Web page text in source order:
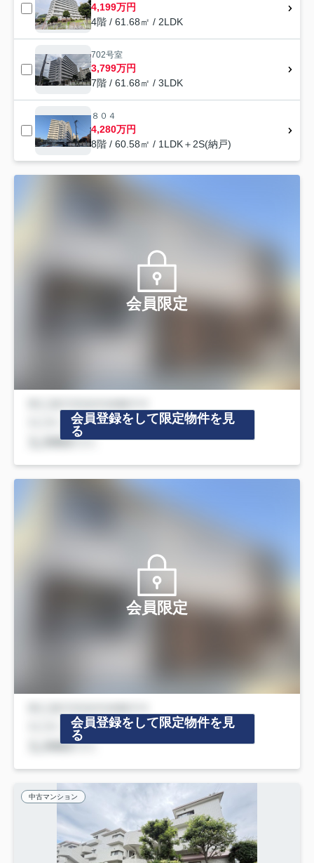
4,199万円
4階 / 61.68㎡ / 2LDK
702号室
3,799万円
7階 / 61.68㎡ / 3LDK
８０４
4,280万円
8階 / 60.58㎡ / 1LDK＋2S(納戸)
会員限定
会員登録をして限定物件を見
る
会員限定
会員登録をして限定物件を見
る
中古マンション